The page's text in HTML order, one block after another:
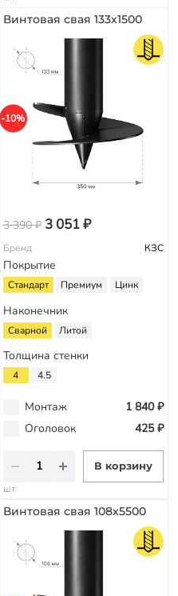
Винтовая свая 133х1500
-10%
3 390 ₽ 3 051 ₽
Бренд КЗС
Покрытие
Стандарт Премиум Цинк
Наконечник
Сварной Литой
Толщина стенки
4 4.5
Монтаж
1 840 ₽
Оголовок
425 ₽
В корзину
шт
Винтовая свая 108х5500